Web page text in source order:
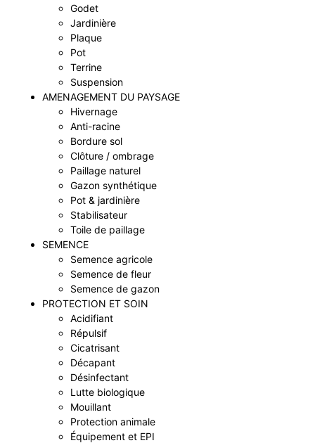
Godet
Jardinière
Plaque
Pot
Terrine
Suspension
AMENAGEMENT DU PAYSAGE
Hivernage
Anti-racine
Bordure sol
Clôture / ombrage
Paillage naturel
Gazon synthétique
Pot & jardinière
Stabilisateur
Toile de paillage
SEMENCE
Semence agricole
Semence de fleur
Semence de gazon
PROTECTION ET SOIN
Acidifiant
Répulsif
Cicatrisant
Décapant
Désinfectant
Lutte biologique
Mouillant
Protection animale
Équipement et EPI